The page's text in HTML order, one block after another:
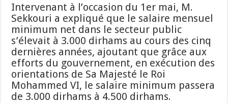
Intervenant à l’occasion du 1er mai, M.
Sekkouri a expliqué que le salaire mensuel
minimum net dans le secteur public
s’élevait à 3.000 dirhams au cours des cinq
dernières années, ajoutant que grâce aux
efforts du gouvernement, en exécution des
orientations de Sa Majesté le Roi
Mohammed VI, le salaire minimum passera
de 3.000 dirhams à 4.500 dirhams.